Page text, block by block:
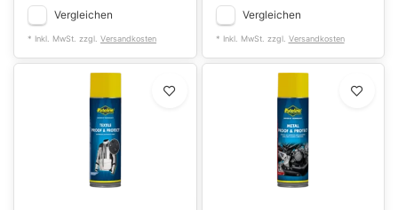
Vergleichen
* Inkl. MwSt. zzgl. Versandkosten
Vergleichen
* Inkl. MwSt. zzgl. Versandkosten